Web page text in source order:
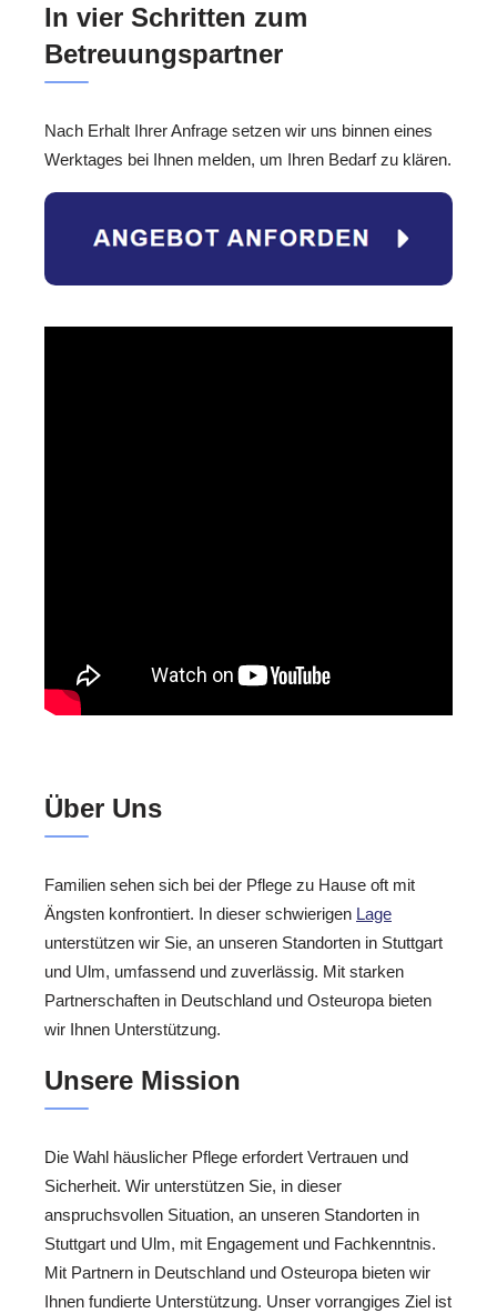
In vier Schritten zum
Betreuungspartner
Nach Erhalt Ihrer Anfrage setzen wir uns binnen eines
Werktages bei Ihnen melden, um Ihren Bedarf zu klären.
Über Uns
Familien sehen sich bei der Pflege zu Hause oft mit
Ängsten konfrontiert. In dieser schwierigen Lage
unterstützen wir Sie, an unseren Standorten in Stuttgart
und Ulm, umfassend und zuverlässig. Mit starken
Partnerschaften in Deutschland und Osteuropa bieten
wir Ihnen Unterstützung.
Unsere Mission
Die Wahl häuslicher Pflege erfordert Vertrauen und
Sicherheit. Wir unterstützen Sie, in dieser
anspruchsvollen Situation, an unseren Standorten in
Stuttgart und Ulm, mit Engagement und Fachkenntnis.
Mit Partnern in Deutschland und Osteuropa bieten wir
Ihnen fundierte Unterstützung. Unser vorrangiges Ziel ist